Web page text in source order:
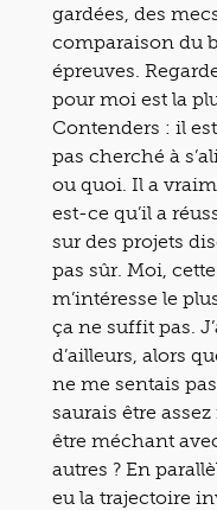
gardées, des
comparaison du
épreuves.
pour moi est la
Contenders : il
pas cherché à
ou quoi. Il a
est-ce qu’il a
sur des projets
pas sûr. Moi,
m’intéresse le
ça ne suffit pas.
d’ailleurs, alors
ne me sentais
saurais être
être méchant
autres ? En
eu la trajectoire